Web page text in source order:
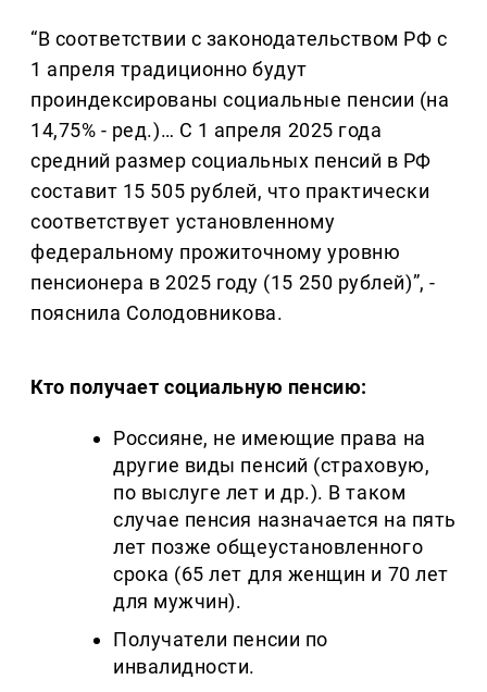
“В соответствии с законодательством РФ с
1 апреля традиционно будут
проиндексированы социальные пенсии (на
14,75% - ред.)… С 1 апреля 2025 года
средний размер социальных пенсий в РФ
составит 15 505 рублей, что практически
соответствует установленному
федеральному прожиточному уровню
пенсионера в 2025 году (15 250 рублей)”, -
пояснила Солодовникова.
Кто получает социальную пенсию:
Россияне, не имеющие права на
другие виды пенсий (страховую,
по выслуге лет и др.). В таком
случае пенсия назначается на пять
лет позже общеустановленного
срока (65 лет для женщин и 70 лет
для мужчин).
Получатели пенсии по
инвалидности.